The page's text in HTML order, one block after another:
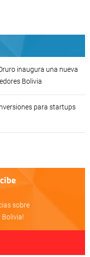
inaugura una nueva
Bolivia
para startups
sobre